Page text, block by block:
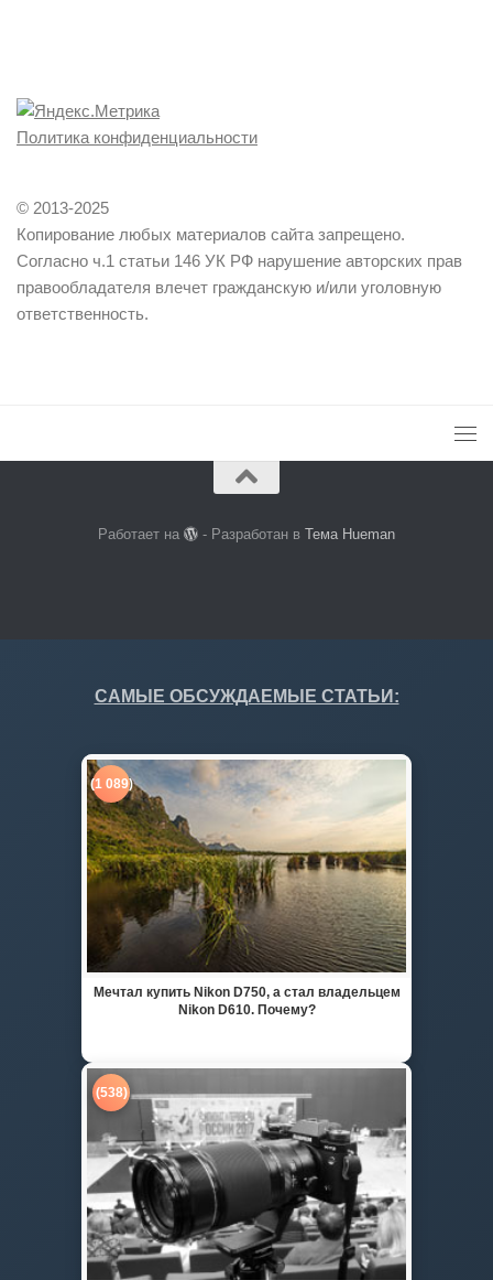
Политика конфиденциальности
© 2013-2025
Копирование любых материалов сайта запрещено.
Согласно ч.1 статьи 146 УК РФ нарушение авторских прав
правообладателя влечет гражданскую и/или уголовную
ответственность.
Работает на - Разработан вТема Hueman
САМЫЕ ОБСУЖДАЕМЫЕ СТАТЬИ:
(1 089)
Мечтал купить Nikon D750, а стал владельцем
Nikon D610. Почему?
(538)